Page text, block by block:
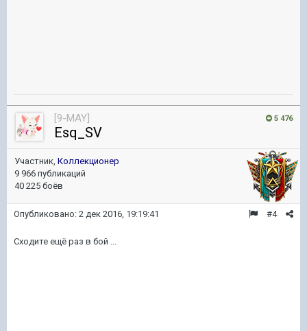
5 476
[9-MAY]
Esq_SV
Участник, Коллекционер
9 966 публикаций
40 225 боёв
#4
Опубликовано: 2 дек 2016, 19:19:41
Сходите ещё раз в бой ...